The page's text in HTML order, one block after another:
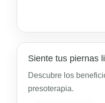
Siente tus piernas
Descubre los
presoterapia.